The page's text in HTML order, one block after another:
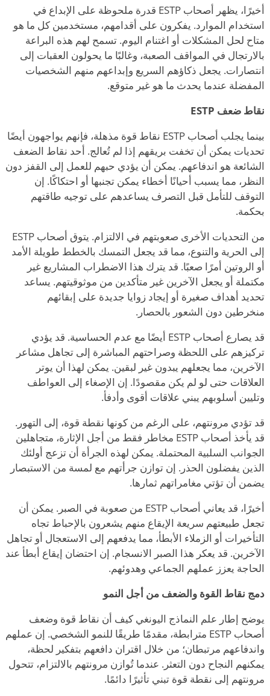
أخيرًا، يظهر أصحاب ESTP قدرة ملحوظة على الإبداع في
استخدام الموارد. يفكرون على أقدامهم، مستخدمين كل ما هو
متاح لحل المشكلات أو اغتنام اليوم. تسمح لهم هذه البراعة
بالارتجال في المواقف الصعبة، وغالبًا ما يحولون العقبات إلى
انتصارات. يجعل ذكاؤهم السريع وإبداعهم منهم الشخصيات
المفضلة عندما يحدث ما هو غير متوقع.
نقاط ضعف ESTP
بينما يجلب أصحاب ESTP نقاط قوة مذهلة، فإنهم يواجهون أيضًا
تحديات يمكن أن تخفت بريقهم إذا لم تُعالج. أحد نقاط الضعف
الشائعة هو اندفاعهم. يمكن أن يؤدي حبهم للعمل إلى القفز دون
النظر، مما يسبب أحيانًا أخطاء يمكن تجنبها أو احتكاكًا. إن
التوقف للتأمل قبل التصرف يساعدهم على توجيه طاقتهم
بحكمة.
من التحديات الأخرى صعوبتهم في الالتزام. يتوق أصحاب ESTP
إلى الحرية والتنوع، مما قد يجعل التمسك بالخطط طويلة الأمد
أو الروتين أمرًا صعبًا. قد يترك هذا الاضطراب المشاريع غير
مكتملة أو يجعل الآخرين غير متأكدين من موثوقيتهم. يساعد
تحديد أهداف صغيرة أو إيجاد زوايا جديدة على إبقائهم
منخرطين دون الشعور بالحصار.
قد يصارع أصحاب ESTP أيضًا مع عدم الحساسية. قد يؤدي
تركيزهم على اللحظة وصراحتهم المباشرة إلى تجاهل مشاعر
الآخرين، مما يجعلهم يبدون غير لبقين. يمكن لهذا أن يوتر
العلاقات حتى لو لم يكن مقصودًا. إن الإصغاء إلى العواطف
وتليين أسلوبهم يبني علاقات أقوى وأدفأ.
قد تؤدي مرونتهم، على الرغم من كونها نقطة قوة، إلى التهور.
قد يأخذ أصحاب ESTP مخاطر فقط من أجل الإثارة، متجاهلين
الجوانب السلبية المحتملة. يمكن لهذه الجرأة أن تزعج أولئك
الذين يفضلون الحذر. إن توازن جرأتهم مع لمسة من الاستبصار
يضمن أن تؤتي مغامراتهم ثمارها.
أخيرًا، قد يعاني أصحاب ESTP من صعوبة في الصبر. يمكن أن
تجعل طبيعتهم سريعة الإيقاع منهم يشعرون بالإحباط تجاه
التأخيرات أو الزملاء الأبطأ، مما يدفعهم إلى الاستعجال أو تجاهل
الآخرين. قد يعكر هذا الصبر الانسجام. إن احتضان إيقاع أبطأ عند
الحاجة يعزز عملهم الجماعي وهدوئهم.
دمج نقاط القوة والضعف من أجل النمو
يوضح إطار علم النماذج اليونغي كيف أن نقاط قوة وضعف
أصحاب ESTP مترابطة، مقدمًا طريقًا للنمو الشخصي. إن عملهم
واندفاعهم مرتبطان؛ من خلال اقتران دافعهم بتفكير لحظة،
يمكنهم النجاح دون التعثر. عندما تُوازن مرونتهم بالالتزام، تتحول
مرونتهم إلى نقطة قوة تبني تأثيرًا دائمًا.